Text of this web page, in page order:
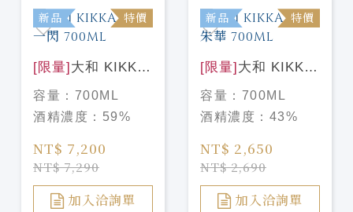
新品 特價
[限量] 大和 KIKKA
GIN 一閃 700ML
容量： 700ML
酒精濃度： 59%
NT$ 7,200
NT$ 7,290
加入洽詢單
新品 特價
[限量] 大和 KIKKA
GIN 朱華 700ML
容量： 700ML
酒精濃度： 43%
NT$ 2,650
NT$ 2,690
加入洽詢單